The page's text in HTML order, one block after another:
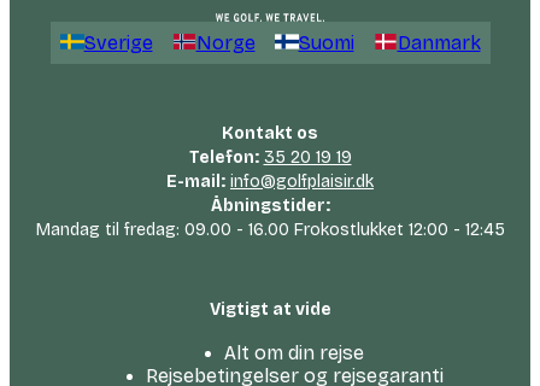
Sverige Norge Suomi Danmark
Kontakt os
Telefon: 35 20 19 19
E-mail: info@golfplaisir.dk
Åbningstider:
Mandag til fredag: 09.00 - 16.00 Frokostlukket 12:00 - 12:45
Vigtigt at vide
Alt om din rejse
Rejsebetingelser og rejsegaranti